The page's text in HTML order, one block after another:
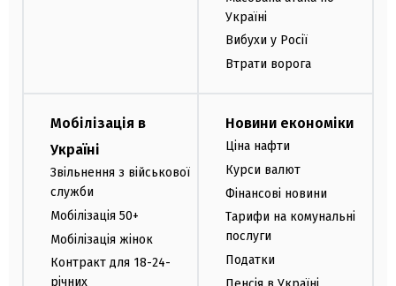
Україні
Вибухи у Росії
Втрати ворога
Мобілізація в
Україні
Звільнення з військової
служби
Мобілізація 50+
Мобілізація жінок
Контракт для 18-24-
річних
Новини економіки
Ціна нафти
Курси валют
Фінансові новини
Тарифи на комунальні
послуги
Податки